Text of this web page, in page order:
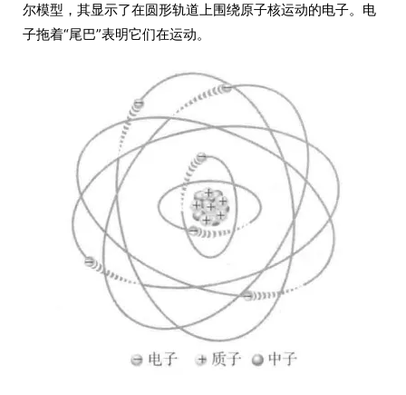
尔模型，其显示了在圆形轨道上围绕原子核运动的电子。电
子拖着“尾巴”表明它们在运动。